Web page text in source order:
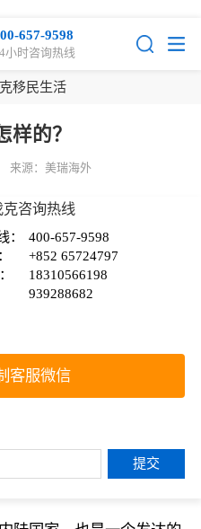
657-9598
小时咨询热线
移民生活
样的？
来源：美瑞海外
咨询热线
：
400-657-9598
+852 65724797
18310566198
939288682
客服微信
提交